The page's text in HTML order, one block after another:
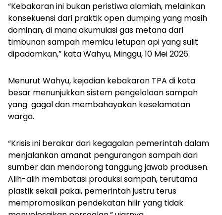
“Kebakaran ini bukan peristiwa alamiah, melainkan
konsekuensi dari praktik open dumping yang masih
dominan, di mana akumulasi gas metana dari
timbunan sampah memicu letupan api yang sulit
dipadamkan,” kata Wahyu, Minggu, 10 Mei 2026.
Menurut Wahyu, kejadian kebakaran TPA di kota
besar menunjukkan sistem pengelolaan sampah
yang gagal dan membahayakan keselamatan
warga.
“Krisis ini berakar dari kegagalan pemerintah dalam
menjalankan amanat pengurangan sampah dari
sumber dan mendorong tanggung jawab produsen.
Alih-alih membatasi produksi sampah, terutama
plastik sekali pakai, pemerintah justru terus
mempromosikan pendekatan hilir yang tidak